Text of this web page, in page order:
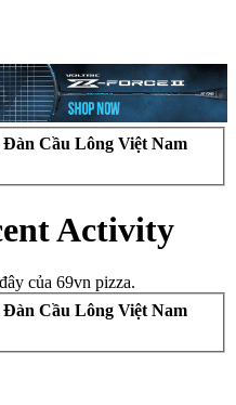
Cầu Lông Việt Nam
Activity
của 69vn pizza.
Cầu Lông Việt Nam